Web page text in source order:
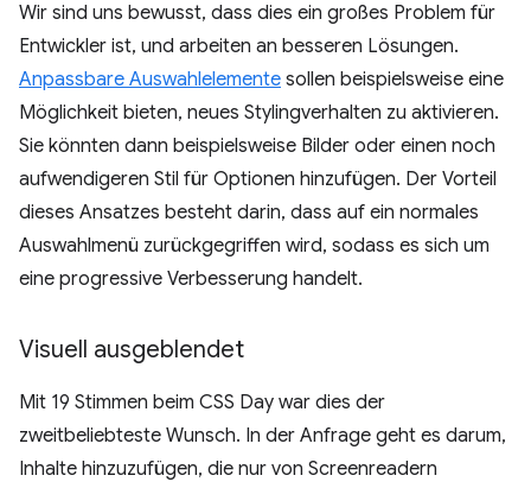
Wir sind uns bewusst, dass dies ein großes Problem für
Entwickler ist, und arbeiten an besseren Lösungen.
Anpassbare Auswahlelemente sollen beispielsweise eine
Möglichkeit bieten, neues Stylingverhalten zu aktivieren.
Sie könnten dann beispielsweise Bilder oder einen noch
aufwendigeren Stil für Optionen hinzufügen. Der Vorteil
dieses Ansatzes besteht darin, dass auf ein normales
Auswahlmenü zurückgegriffen wird, sodass es sich um
eine progressive Verbesserung handelt.
Visuell ausgeblendet
Mit 19 Stimmen beim CSS Day war dies der
zweitbeliebteste Wunsch. In der Anfrage geht es darum,
Inhalte hinzuzufügen, die nur von Screenreadern